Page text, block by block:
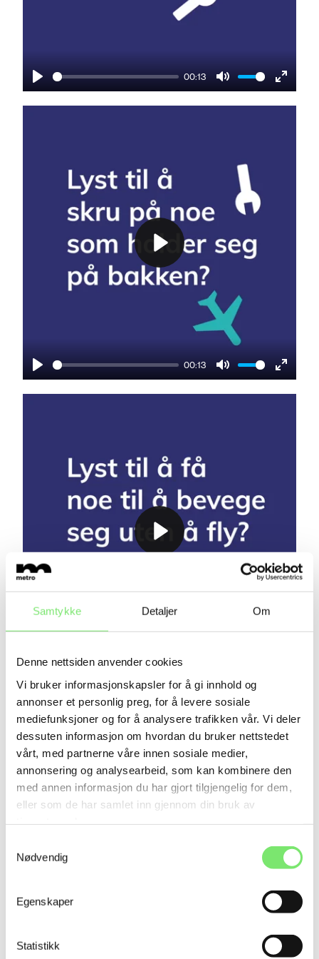
Samtykke Detaljer Om
Denne nettsiden anvender cookies
Vi bruker informasjonskapsler for å gi innhold og
annonser et personlig preg, for å levere sosiale
mediefunksjoner og for å analysere trafikken vår. Vi deler
dessuten informasjon om hvordan du bruker nettstedet
vårt, med partnerne våre innen sosiale medier,
annonsering og analysearbeid, som kan kombinere den
med annen informasjon du har gjort tilgjengelig for dem,
eller som de har samlet inn gjennom din bruk av
Nødvendig
Egenskaper
Statistikk
Play
00:13
Mute
Enter
Play
00:13
Mute
Enter
Play
Play
Play